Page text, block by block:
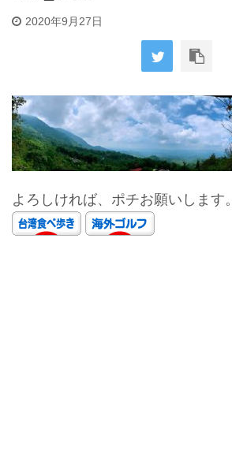
2020年9月27日
よろしければ、ポチお願いします。